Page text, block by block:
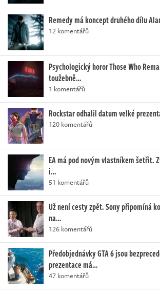
Remedy má koncept druhého dílu
12 komentářů
Psychologický horor Those Who
toužebně…
1 komentářů
Rockstar odhalil datum velké
120 komentářů
EA má pod novým vlastníkem šetřit.
i…
51 komentářů
Už není cesty zpět. Sony připomíná
na…
126 komentářů
Předobjednávky GTA 6 jsou
prezentace má…
47 komentářů